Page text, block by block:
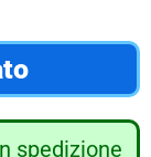
spedizione